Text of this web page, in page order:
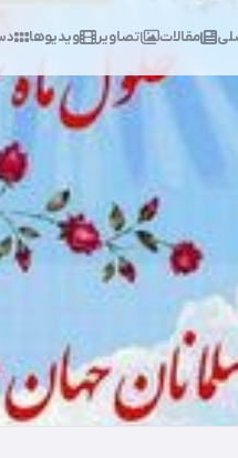
مقالات تصاویر ویدیوها